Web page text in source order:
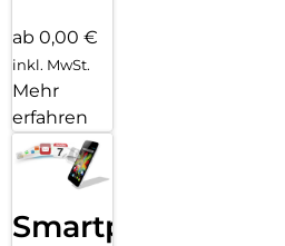
ab 0,00 €
inkl. MwSt.
Mehr
erfahren
Smartphone